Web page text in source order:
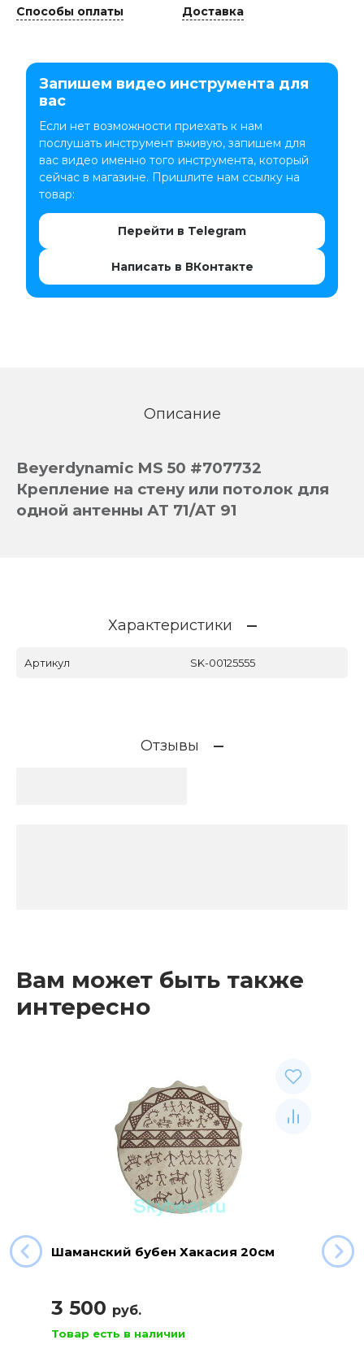
Способы оплаты Доставка
Запишем видео инструмента для
вас
Если нет возможности приехать к нам
послушать инструмент вживую, запишем для
вас видео именно того инструмента, который
сейчас в магазине. Пришлите нам ссылку на
товар:
Перейти в Telegram
Написать в ВКонтакте
Описание
Beyerdynamic MS 50 #707732
Крепление на стену или потолок для
одной антенны АТ 71/AT 91
Характеристики
Артикул SK-00125555
Отзывы
Вам может быть также
интересно
Шаманский бубен Хакасия 20см
3 500 руб.
Товар есть в наличии